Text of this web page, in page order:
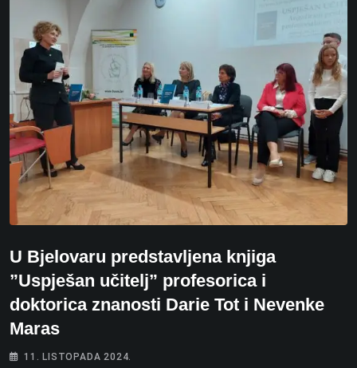
U Bjelovaru predstavljena knjiga
”Uspješan učitelj” profesorica i
doktorica znanosti Darie Tot i Nevenke
Maras
11. LISTOPADA 2024.